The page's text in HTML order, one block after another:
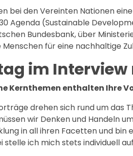
bei den Vereinten Nationen
Agenda (Sustainable
Bundesbank, über
für eine nachhaltige
im
Kernthemen enthalten Ihre
drehen sich rund um das
wir Denken und Handeln
in all ihren Facetten und bin
ich mich stets individuell